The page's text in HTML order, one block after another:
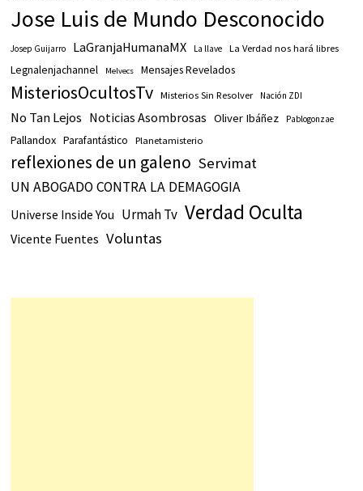
Jose Luis de Mundo Desconocido
Josep Guijarro LaGranjaHumanaMX La llave La Verdad nos hará libres
Legnalenjachannel Melvecs Mensajes Revelados
MisteriosOcultosTv Misterios Sin Resolver Nación ZDI
No Tan Lejos Noticias Asombrosas Oliver Ibáñez Pablogonzae
Pallandox Parafantástico Planetamisterio
reflexiones de un galeno Servimat
UN ABOGADO CONTRA LA DEMAGOGIA
Universe Inside You Urmah Tv Verdad Oculta
Vicente Fuentes Voluntas